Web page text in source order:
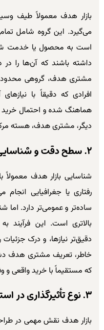
بازار هدف معمولاً طیف
می‌گیرد. این گروه شامل
است به محصول یا خدمت
داشته باشند که آن‌ها را در
مشتری هدف، گروهی
افرادی که دقیقاً با
هماهنگ شده و احتمال خرید
دیگر، مشتری هدف، هسته
۲. سطح دقت و شناسایی
شناسایی بازار هدف معمولاً
رفتاری یا جغرافیایی
ساده‌تر و عمومی‌تر دارد.
بالاتری است. این فرآیند
دقیق‌تر نیازها، و درک
خاطر، تعریف مشتری هدف
که مستقیماً با خرید واقعی و
۳. نوع تأثیرگذاری در استراتژی بازاریابی
بازار هدف نقش مهمی در